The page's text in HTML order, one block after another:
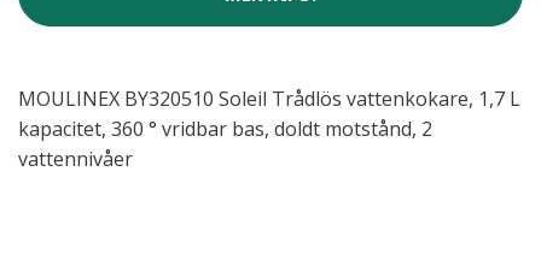
MOULINEX BY320510 Soleil Trådlös vattenkokare, 1,7 L
kapacitet, 360 ° vridbar bas, doldt motstånd, 2
vattennivåer